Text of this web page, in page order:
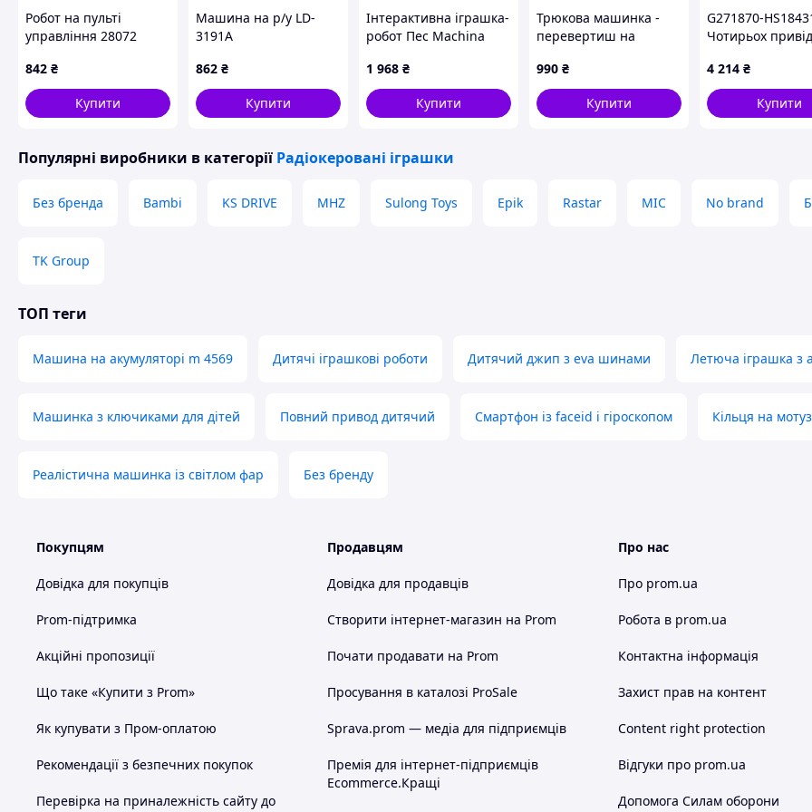
Робот на пульті
управління 28072
стріляє дисками,
англійською)
842 ₴
Купити
Машина на р/у LD-
3191A
862 ₴
Купити
Інтерактивна іграшка-
робот Пес Machina
9T023073K
1 968 ₴
Купити
Трюкова машинка -
перевертиш на
управлінні браслетом
ЧЕРВОНА арт.
UD2219A
990 ₴
Купити
G271870-
Чотирьох
радіо керуванні
масштаб 1:18
4 214 ₴
Купити
Популярні виробники в категорії Радіокеровані іграшки
Без бренда Bambi KS DRIVE MHZ Sulong Toys Epik Rastar MIC No brand
TK Group
ТОП теги
Машина на акумуляторі m 4569 Дитячі іграшкові роботи Дитячий джип з eva шинами Летюча іграшка з
Машинка з ключиками для дітей Повний привод дитячий Смартфон із faceid і гіроскопом Кільця на
Реалістична машинка із світлом фар Без бренду
Покупцям
Довідка для покупців
Prom-підтримка
Акційні пропозиції
Що таке «Купити з Prom»
Як купувати з Пром-оплатою
Рекомендації з безпечних покупок
Перевірка на приналежність сайту до
Продавцям
Довідка для продавців
Створити інтернет-магазин на Prom
Почати продавати на Prom
Просування в каталозі ProSale
Sprava.prom — медіа для підприємців
Премія для інтернет-підприємців
Ecommerce.Кращі
Про нас
Про prom.ua
Робота в prom.ua
Контактна інформація
Захист прав на контент
Content right protection
Відгуки про prom.ua
Допомога Силам оборони